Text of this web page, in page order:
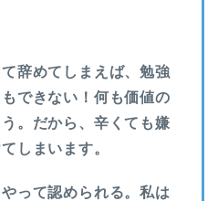
辞めてしまえば、勉強
できない！何も価値の
。だから、辛くても嫌
しまいます。
って認められる。私は